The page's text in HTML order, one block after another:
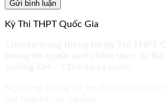
Kỳ Thi THPT Quốc Gia